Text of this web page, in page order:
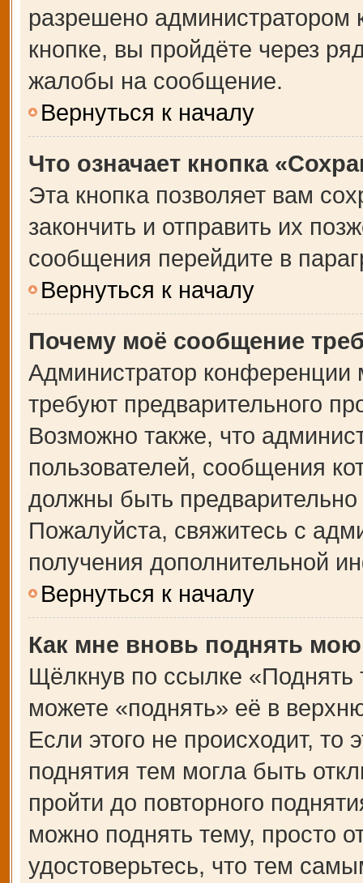
разрешено
кнопке, вы пройдёте через
жалобы на сообщение.
Вернуться к началу
Что означает кнопка
Эта кнопка позволяет вам
закончить и отправить их
сообщения перейдите в
Вернуться к началу
Почему моё сообщение
Администратор
требуют предварительного
Возможно также, что
пользователей, сообщения
должны быть
Пожалуйста, свяжитесь с
получения дополнительной
Вернуться к началу
Как мне вновь поднять
Щёлкнув по ссылке
можете «поднять» её в
Если этого не происходит, то
поднятия тем могла быть
пройти до повторного
можно поднять тему, просто
удостоверьтесь, что тем